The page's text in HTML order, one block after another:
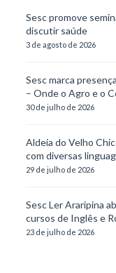
Sesc promove
discutir saúde
3 de agosto de 2026
Sesc marca
– Onde o Agro e o
30 de julho de 2026
Aldeia do Velho
com diversas
29 de julho de 2026
Sesc Ler Araripina
cursos de Inglês e
23 de julho de 2026